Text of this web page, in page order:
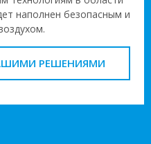
наполнен безопасным и
РЕШЕНИЯМИ